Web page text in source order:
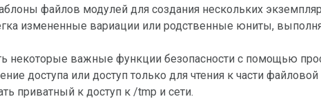
файлов модулей для создания нескольких
измененные вариации или родственные юниты,
некоторые важные функции безопасности с помощью
доступа или доступ только для чтения к части файловой
приватный к доступ к /tmp и сети.